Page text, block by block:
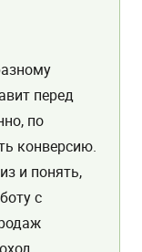
перед
по
конверсию.
и понять,
с